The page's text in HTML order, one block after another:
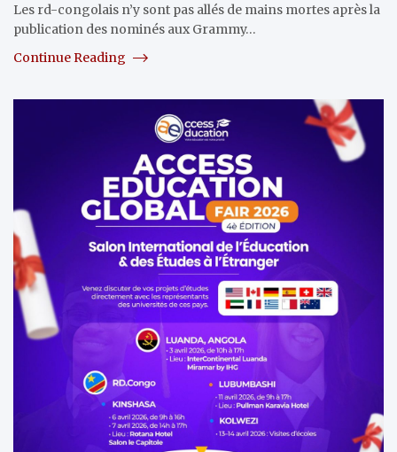
Les rd-congolais n’y sont pas allés de mains mortes après la
publication des nominés aux Grammy…
Continue Reading